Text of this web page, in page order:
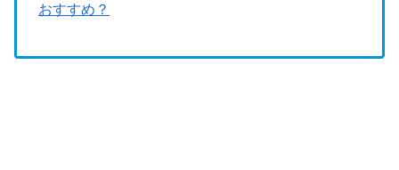
おすすめ？